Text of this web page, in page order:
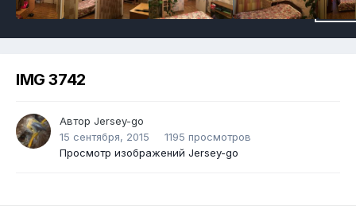
IMG 3742
Автор Jersey-go
15 сентября, 2015
1195 просмотров
Просмотр изображений Jersey-go